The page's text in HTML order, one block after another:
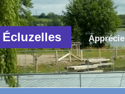
Écluzelles